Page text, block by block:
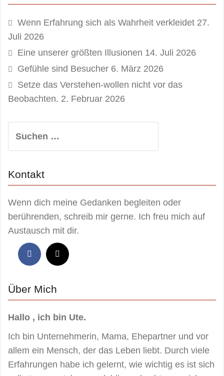
Wenn Erfahrung sich als Wahrheit verkleidet 27.
Juli 2026
Eine unserer größten Illusionen 14. Juli 2026
Gefühle sind Besucher 6. März 2026
Setze das Verstehen-wollen nicht vor das
Beobachten. 2. Februar 2026
nach:
Kontakt
Wenn dich meine Gedanken begleiten oder
berührenden, schreib mir gerne. Ich freu mich auf
Austausch mit dir.
Über Mich
Hallo , ich bin Ute.
Ich bin Unternehmerin, Mama, Ehepartner und vor
allem ein Mensch, der das Leben liebt. Durch viele
Erfahrungen habe ich gelernt, wie wichtig es ist sich